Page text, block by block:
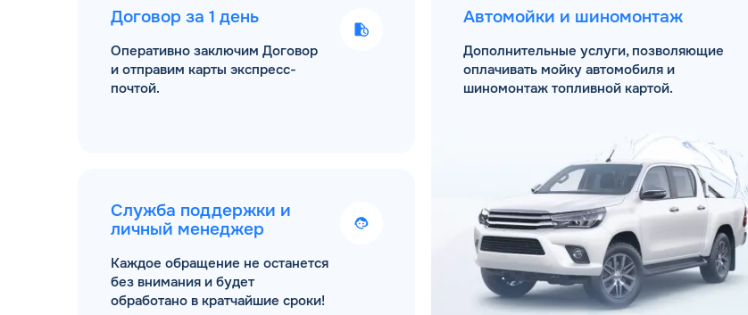
Договор за 1 день
Оперативно заключим Договор
и отправим карты экспресс-
почтой.
Служба поддержки и
личный менеджер
Каждое обращение не останется
без внимания и будет
обработано в кратчайшие сроки!
Автомойки и шиномонтаж
Дополнительные услуги, позволяющие
оплачивать мойку автомобиля и
шиномонтаж топливной картой.